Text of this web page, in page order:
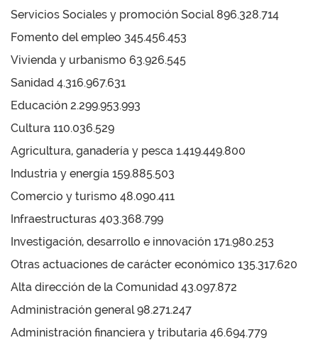
Servicios Sociales y promoción Social 896.328.714
Fomento del empleo 345.456.453
Vivienda y urbanismo 63.926.545
Sanidad 4.316.967.631
Educación 2.299.953.993
Cultura 110.036.529
Agricultura, ganadería y pesca 1.419.449.800
Industria y energía 159.885.503
Comercio y turismo 48.090.411
Infraestructuras 403.368.799
Investigación, desarrollo e innovación 171.980.253
Otras actuaciones de carácter económico 135.317.620
Alta dirección de la Comunidad 43.097.872
Administración general 98.271.247
Administración financiera y tributaria 46.694.779